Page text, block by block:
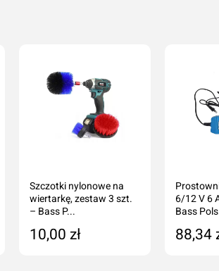
Szczotki nylonowe na
wiertarkę, zestaw 3 szt.
– Bass P...
10,00 zł
6/12 V 6
Bass
88,34